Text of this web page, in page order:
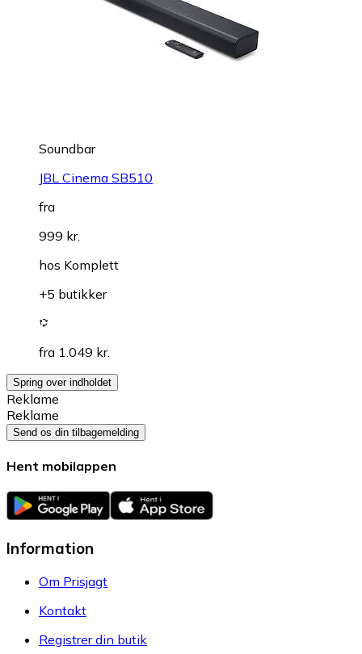
Soundbar
JBL Cinema SB510
fra
999 kr.
hos Komplett
+5 butikker
fra 1.049 kr.
Spring over indholdet
Reklame
Reklame
Send os din tilbagemelding
Hent mobilappen
Information
Om Prisjagt
Kontakt
Registrer din butik